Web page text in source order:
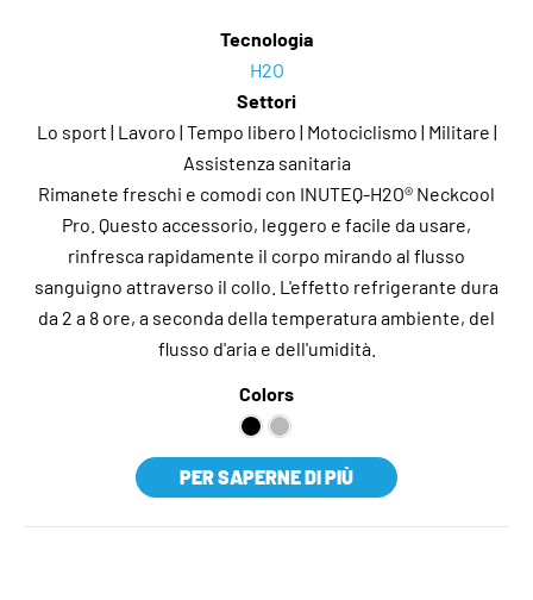
Tecnologia
H2O
Settori
Lo sport | Lavoro | Tempo libero | Motociclismo | Militare |
Assistenza sanitaria
Rimanete freschi e comodi con INUTEQ-H2O® Neckcool
Pro. Questo accessorio, leggero e facile da usare,
rinfresca rapidamente il corpo mirando al flusso
sanguigno attraverso il collo. L'effetto refrigerante dura
da 2 a 8 ore, a seconda della temperatura ambiente, del
flusso d'aria e dell'umidità.
Colors
PER SAPERNE DI PIÙ